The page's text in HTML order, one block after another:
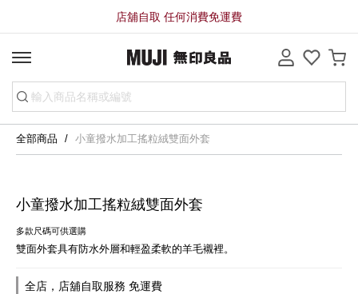
店舖自取 任何消費免運費
全部商品 小童撥水加工搖粒絨雙面外套
小童撥水加工搖粒絨雙面外套
多款尺碼可供選購
雙面外套具有防水外層和輕盈柔軟的羊毛襯裡。
全店，店舖自取服務 免運費